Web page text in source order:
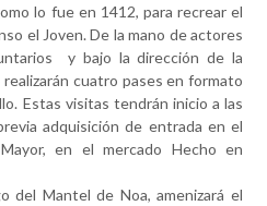
lo fue en 1412, para recrear el
el Joven. De la mano de actores
y bajo la dirección de la
cuatro pases en formato
Estas visitas tendrán inicio a las
adquisición de entrada en el
en el mercado Hecho en
del Mantel de Noa, amenizará el